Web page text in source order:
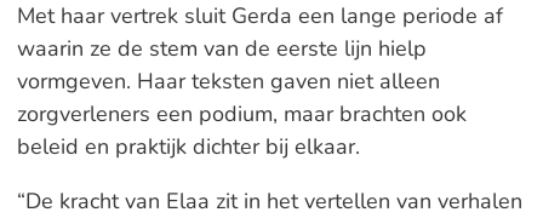
Met haar vertrek sluit Gerda een lange periode af
waarin ze de stem van de eerste lijn hielp
vormgeven. Haar teksten gaven niet alleen
zorgverleners een podium, maar brachten ook
beleid en praktijk dichter bij elkaar.
“De kracht van Elaa zit in het vertellen van verhalen